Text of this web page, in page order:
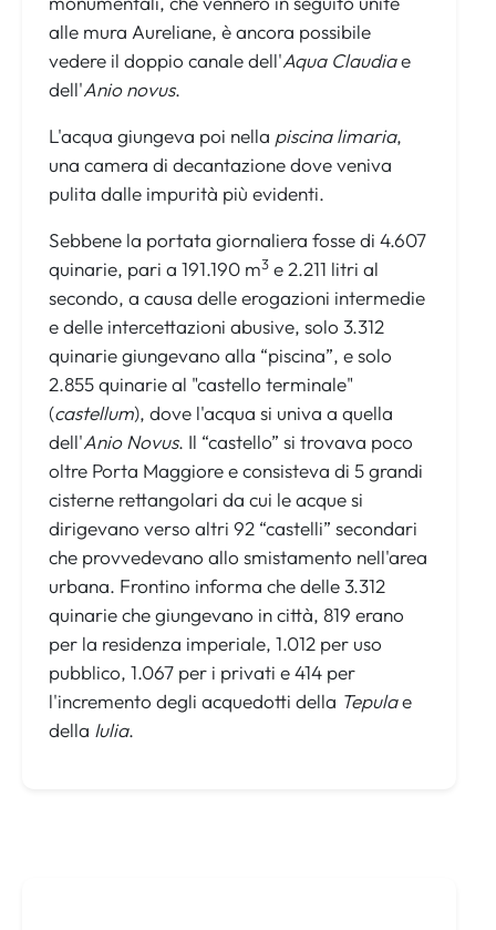
alle mura Aureliane, è ancora possibile
vedere il doppio canale dell'Aqua Claudiae
dell'Anio novus.
L'acqua giungeva poi nella piscina limaria,
una camera di decantazione dove veniva
pulita dalle impurità più evidenti.
Sebbene la portata giornaliera fosse di 4.607
quinarie, pari a 191.190 m3 e 2.211 litri al
secondo, a causa delle erogazioni intermedie
e delle intercettazioni abusive, solo 3.312
quinarie giungevano alla “piscina”, e solo
2.855 quinarie al "castello terminale"
(castellum), dove l'acqua si univa a quella
dell'Anio Novus. Il “castello” si trovava poco
oltre Porta Maggiore e consisteva di 5 grandi
cisterne rettangolari da cui le acque si
dirigevano verso altri 92 “castelli” secondari
che provvedevano allo smistamento nell'area
urbana. Frontino informa che delle 3.312
quinarie che giungevano in città, 819 erano
per la residenza imperiale, 1.012 per uso
pubblico, 1.067 per i privati e 414 per
l'incremento degli acquedotti della Tepulae
della Iulia.